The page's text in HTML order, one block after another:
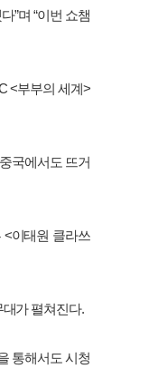
”며 “이번 쇼챔
<부부의 세계 >
중국에서도 뜨거
<이태원 클라쓰
대가 펼쳐진다.
통해서도 시청